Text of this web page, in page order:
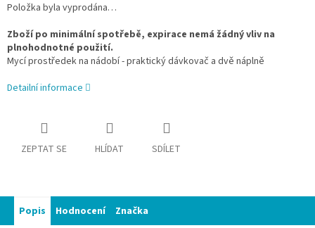
Položka byla vyprodána…
Zboží po minimální spotřebě, expirace nemá žádný vliv na
plnohodnotné použití.
Mycí prostředek na nádobí - praktický dávkovač a dvě náplně
Detailní informace
ZEPTAT SE HLÍDAT SDÍLET
Popis Hodnocení Značka